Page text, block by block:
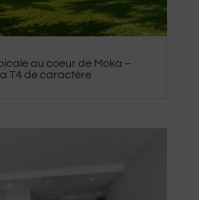
au coeur de Moka –
T4 de caractère